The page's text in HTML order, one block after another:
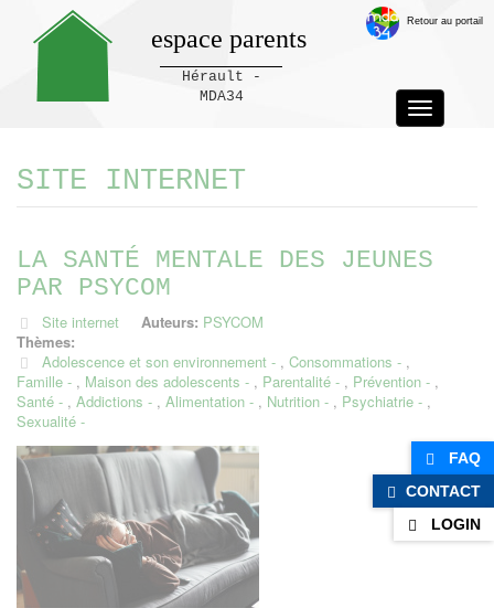
espace parents
Hérault -
MDA34
Toggle
navigation
Retour au portail
SITE INTERNET
LA SANTÉ MENTALE DES JEUNES
PAR PSYCOM
Site internet Auteurs: PSYCOM
Thèmes:
Adolescence et son environnement
, Consommations
,
Famille
, Maison des adolescents , Parentalité , Prévention
,
Santé
, Addictions , Alimentation , Nutrition , Psychiatrie
,
Sexualité
FAQ
CONTACT
LOGIN